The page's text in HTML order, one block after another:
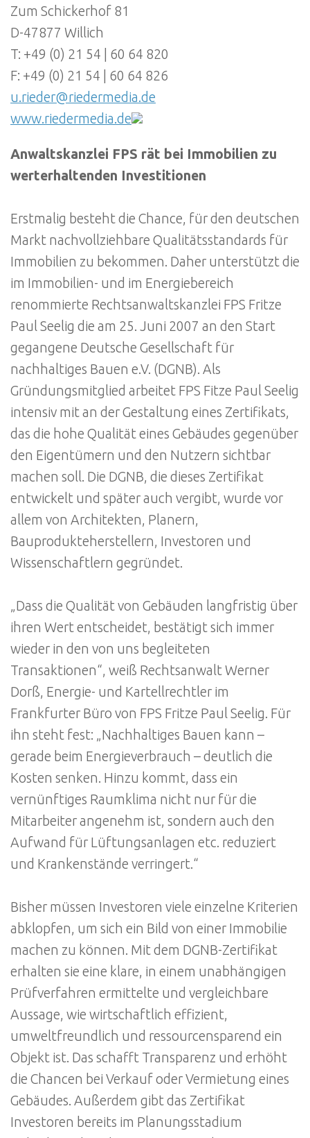
Zum Schickerhof 81
D-47877 Willich
T: +49 (0) 21 54 | 60 64 820
F: +49 (0) 21 54 | 60 64 826
u.rieder@riedermedia.de
www.riedermedia.de
Anwaltskanzlei FPS rät bei Immobilien zu
werterhaltenden Investitionen
Erstmalig besteht die Chance, für den deutschen
Markt nachvollziehbare Qualitätsstandards für
Immobilien zu bekommen. Daher unterstützt die
im Immobilien- und im Energiebereich
renommierte Rechtsanwaltskanzlei FPS Fritze
Paul Seelig die am 25. Juni 2007 an den Start
gegangene Deutsche Gesellschaft für
nachhaltiges Bauen e.V. (DGNB). Als
Gründungsmitglied arbeitet FPS Fitze Paul Seelig
intensiv mit an der Gestaltung eines Zertifikats,
das die hohe Qualität eines Gebäudes gegenüber
den Eigentümern und den Nutzern sichtbar
machen soll. Die DGNB, die dieses Zertifikat
entwickelt und später auch vergibt, wurde vor
allem von Architekten, Planern,
Bauprodukteherstellern, Investoren und
Wissenschaftlern gegründet.
„Dass die Qualität von Gebäuden langfristig über
ihren Wert entscheidet, bestätigt sich immer
wieder in den von uns begleiteten
Transaktionen“, weiß Rechtsanwalt Werner
Dorß, Energie- und Kartellrechtler im
Frankfurter Büro von FPS Fritze Paul Seelig. Für
ihn steht fest: „Nachhaltiges Bauen kann –
gerade beim Energieverbrauch – deutlich die
Kosten senken. Hinzu kommt, dass ein
vernünftiges Raumklima nicht nur für die
Mitarbeiter angenehm ist, sondern auch den
Aufwand für Lüftungsanlagen etc. reduziert
und Krankenstände verringert.“
Bisher müssen Investoren viele einzelne Kriterien
abklopfen, um sich ein Bild von einer Immobilie
machen zu können. Mit dem DGNB-Zertifikat
erhalten sie eine klare, in einem unabhängigen
Prüfverfahren ermittelte und vergleichbare
Aussage, wie wirtschaftlich effizient,
umweltfreundlich und ressourcensparend ein
Objekt ist. Das schafft Transparenz und erhöht
die Chancen bei Verkauf oder Vermietung eines
Gebäudes. Außerdem gibt das Zertifikat
Investoren bereits im Planungsstadium